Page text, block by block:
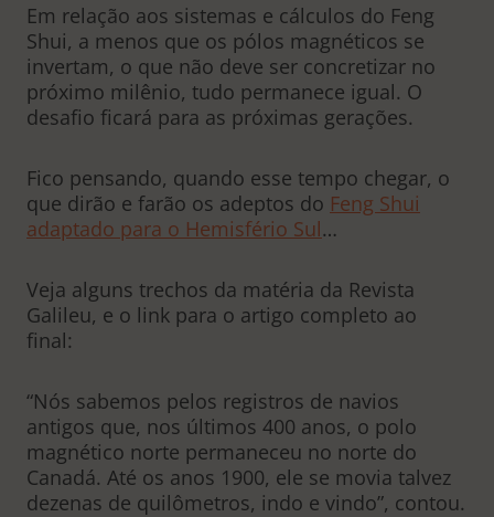
Em relação aos sistemas e cálculos do Feng
Shui, a menos que os pólos magnéticos se
invertam, o que não deve ser concretizar no
próximo milênio, tudo permanece igual. O
desafio ficará para as próximas gerações.
Fico pensando, quando esse tempo chegar, o
que dirão e farão os adeptos do Feng Shui
adaptado para o Hemisfério Sul…
Veja alguns trechos da matéria da Revista
Galileu, e o link para o artigo completo ao
final:
“Nós sabemos pelos registros de navios
antigos que, nos últimos 400 anos, o polo
magnético norte permaneceu no norte do
Canadá. Até os anos 1900, ele se movia talvez
dezenas de quilômetros, indo e vindo”, contou.